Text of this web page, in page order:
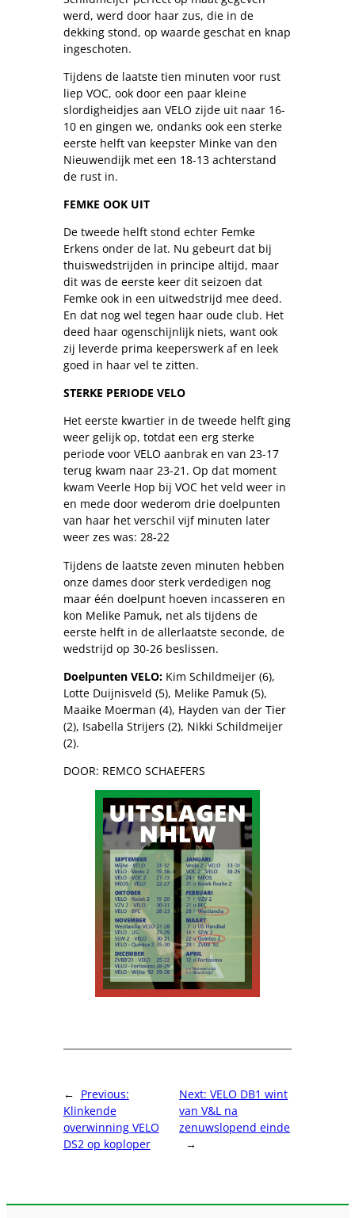
werd, werd door haar zus, die in de
dekking stond, op waarde geschat en knap
ingeschoten.
Tijdens de laatste tien minuten voor rust
liep VOC, ook door een paar kleine
slordigheidjes aan VELO zijde uit naar 16-
10 en gingen we, ondanks ook een sterke
eerste helft van keepster Minke van den
Nieuwendijk met een 18-13 achterstand
de rust in.
FEMKE OOK UIT
De tweede helft stond echter Femke
Erkens onder de lat. Nu gebeurt dat bij
thuiswedstrijden in principe altijd, maar
dit was de eerste keer dit seizoen dat
Femke ook in een uitwedstrijd mee deed.
En dat nog wel tegen haar oude club. Het
deed haar ogenschijnlijk niets, want ook
zij leverde prima keeperswerk af en leek
goed in haar vel te zitten.
STERKE PERIODE VELO
Het eerste kwartier in de tweede helft ging
weer gelijk op, totdat een erg sterke
periode voor VELO aanbrak en van 23-17
terug kwam naar 23-21. Op dat moment
kwam Veerle Hop bij VOC het veld weer in
en mede door wederom drie doelpunten
van haar het verschil vijf minuten later
weer zes was: 28-22
Tijdens de laatste zeven minuten hebben
onze dames door sterk verdedigen nog
maar één doelpunt hoeven incasseren en
kon Melike Pamuk, net als tijdens de
eerste helft in de allerlaatste seconde, de
wedstrijd op 30-26 beslissen.
Doelpunten VELO:Kim Schildmeijer (6),
Lotte Duijnisveld (5), Melike Pamuk (5),
Maaike Moerman (4), Hayden van der Tier
(2), Isabella Strijers (2), Nikki Schildmeijer
(2).
DOOR: REMCO SCHAEFERS
← Previous:
Klinkende
overwinning VELO
DS2 op koploper
Next:VELO DB1 wint
van V&L na
zenuwslopend einde
→